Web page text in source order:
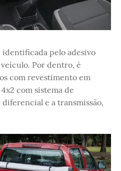
identificada pelo adesivo
veículo. Por dentro, é
com revestimento em
com sistema de
e a transmissão,